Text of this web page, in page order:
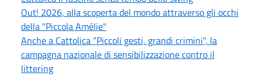
Out! 2026, alla scoperta del mondo attraverso gli occhi
della "Piccola Amélie"
Anche a Cattolica “Piccoli gesti, grandi crimini", la
campagna nazionale di sensibilizzazione contro il
littering